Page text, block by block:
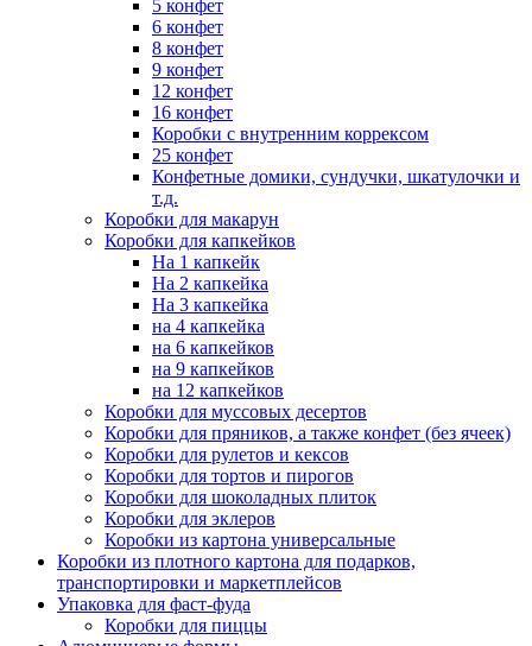
5 конфет
6 конфет
8 конфет
9 конфет
12 конфет
16 конфет
Коробки с внутренним коррексом
25 конфет
Конфетные домики, сундучки, шкатулочки и
т.д.
Коробки для макарун
Коробки для капкейков
На 1 капкейк
На 2 капкейка
На 3 капкейка
на 4 капкейка
на 6 капкейков
на 9 капкейков
на 12 капкейков
Коробки для муссовых десертов
Коробки для пряников, а также конфет (без ячеек)
Коробки для рулетов и кексов
Коробки для тортов и пирогов
Коробки для шоколадных плиток
Коробки для эклеров
Коробки из картона универсальные
Коробки из плотного картона для подарков,
транспортировки и маркетплейсов
Упаковка для фаст-фуда
Коробки для пиццы